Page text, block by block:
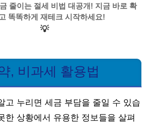
줄이는 절세 비법 대공개! 지금 바로 확
똑똑하게 재테크 시작하세요!
💡
, 비과세 활용법
고 누리면 세금 부담을 줄일 수 있습
한 상황에서 유용한 정보들을 살펴